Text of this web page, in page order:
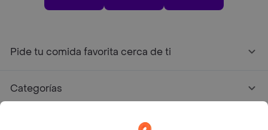
Pide tu comida favorita cerca de ti
Categorías